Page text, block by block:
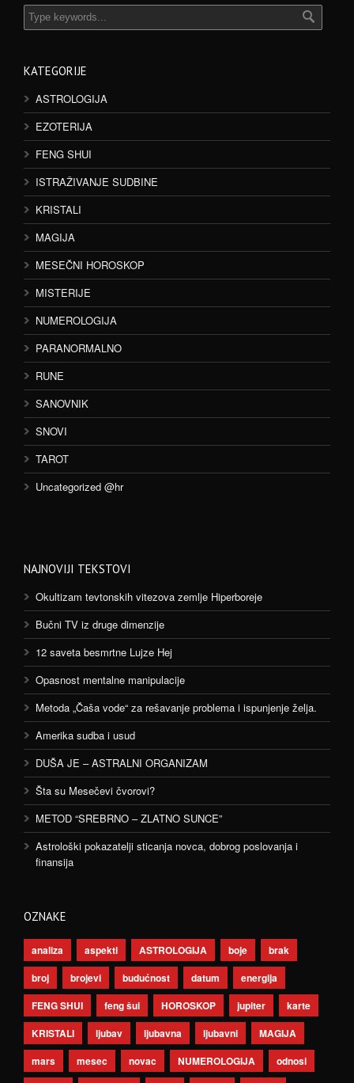
KATEGORIJE
ASTROLOGIJA
EZOTERIJA
FENG SHUI
ISTRAŽIVANJE SUDBINE
KRISTALI
MAGIJA
MESEČNI HOROSKOP
MISTERIJE
NUMEROLOGIJA
PARANORMALNO
RUNE
SANOVNIK
SNOVI
TAROT
Uncategorized @hr
NAJNOVIJI TEKSTOVI
Okultizam tevtonskih vitezova zemlje Hiperboreje
Bučni TV iz druge dimenzije
12 saveta besmrtne Lujze Hej
Opasnost mentalne manipulacije
Metoda „Čaša vode“ za rešavanje problema i ispunjenje želja.
Amerika sudba i usud
DUŠA JE – ASTRALNI ORGANIZAM
Šta su Mesečevi čvorovi?
METOD “SREBRNO – ZLATNO SUNCE”
Astrološki pokazatelji sticanja novca, dobrog poslovanja i
finansija
OZNAKE
analiza aspekti ASTROLOGIJA boje
brak
broj
brojevi budućnost datum
energija
FENG SHUI
feng šui HOROSKOP jupiter
karte
KRISTALI
ljubav ljubavna ljubavni
MAGIJA
mars
mesec novac NUMEROLOGIJA
odnosi